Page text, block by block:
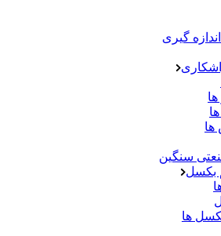
گیری
ها
ها
سنگین
بکسل
ها